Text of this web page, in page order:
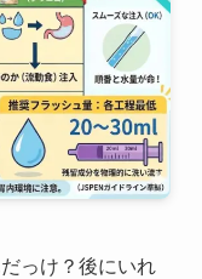
っけ？後にいれ